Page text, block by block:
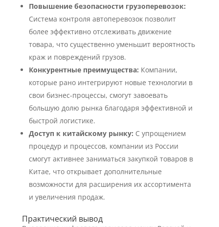
Повышение безопасности грузоперевозок:
Система контроля автоперевозок позволит
более эффективно отслеживать движение
товара, что существенно уменьшит вероятность
краж и повреждений грузов.
Конкурентные преимущества: Компании,
которые рано интегрируют новые технологии в
свои бизнес-процессы, смогут завоевать
большую долю рынка благодаря эффективной и
быстрой логистике.
Доступ к китайскому рынку: С упрощением
процедур и процессов, компании из России
смогут активнее заниматься закупкой товаров в
Китае, что открывает дополнительные
возможности для расширения их ассортимента
и увеличения продаж.
Практический вывод